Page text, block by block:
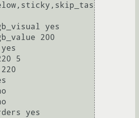
yes
200
5
yes